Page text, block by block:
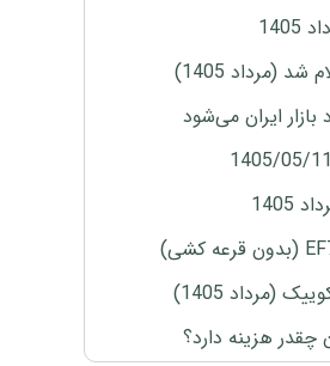
(مرداد 1405)
1405)
هزینه دارد؟